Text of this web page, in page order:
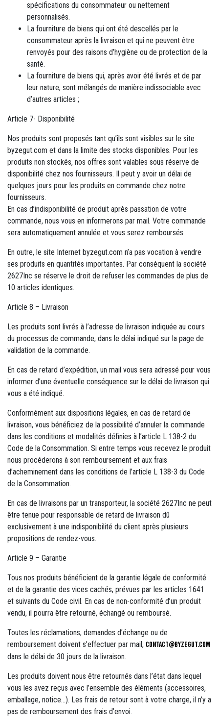
spécifications du consommateur ou nettement
personnalisés.
La fourniture de biens qui ont été descellés par le
consommateur après la livraison et qui ne peuvent être
renvoyés pour des raisons d’hygiène ou de protection de la
santé.
La fourniture de biens qui, après avoir été livrés et de par
leur nature, sont mélangés de manière indissociable avec
d’autres articles ;
Article 7- Disponibilité
Nos produits sont proposés tant qu’ils sont visibles sur le site
byzegut.com et dans la limite des stocks disponibles. Pour les
produits non stockés, nos offres sont valables sous réserve de
disponibilité chez nos fournisseurs. Il peut y avoir un délai de
quelques jours pour les produits en commande chez notre
fournisseurs.
En cas d’indisponibilité de produit après passation de votre
commande, nous vous en informerons par mail. Votre commande
sera automatiquement annulée et vous serez remboursés.
En outre, le site Internet byzegut.com n’a pas vocation à vendre
ses produits en quantités importantes. Par conséquent la société
2627Inc se réserve le droit de refuser les commandes de plus de
10 articles identiques.
Article 8 – Livraison
Les produits sont livrés à l’adresse de livraison indiquée au cours
du processus de commande, dans le délai indiqué sur la page de
validation de la commande.
En cas de retard d’expédition, un mail vous sera adressé pour vous
informer d’une éventuelle conséquence sur le délai de livraison qui
vous a été indiqué.
Conformément aux dispositions légales, en cas de retard de
livraison, vous bénéficiez de la possibilité d’annuler la commande
dans les conditions et modalités définies à l’article L 138-2 du
Code de la Consommation. Si entre temps vous recevez le produit
nous procéderons à son remboursement et aux frais
d’acheminement dans les conditions de l’article L 138-3 du Code
de la Consommation.
En cas de livraisons par un transporteur, la société 2627Inc ne peut
être tenue pour responsable de retard de livraison dû
exclusivement à une indisponibilité du client après plusieurs
propositions de rendez-vous.
Article 9 – Garantie
Tous nos produits bénéficient de la garantie légale de conformité
et de la garantie des vices cachés, prévues par les articles 1641
et suivants du Code civil. En cas de non-conformité d’un produit
vendu, il pourra être retourné, échangé ou remboursé.
Toutes les réclamations, demandes d’échange ou de
remboursement doivent s’effectuer par mail, contact@byzegut.com
dans le délai de 30 jours de la livraison.
Les produits doivent nous être retournés dans l’état dans lequel
vous les avez reçus avec l’ensemble des éléments (accessoires,
emballage, notice…). Les frais de retour sont à votre charge, il n’y a
pas de remboursement des frais d’envoi.